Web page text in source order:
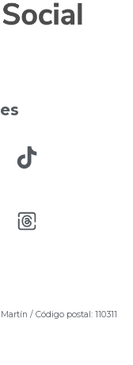
/ Código postal: 110311